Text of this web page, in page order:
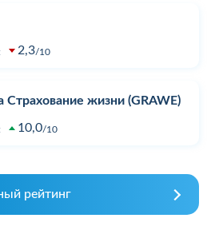
2,3 10
Страхование жизни (GRAWE)
10,0 10
рейтинг